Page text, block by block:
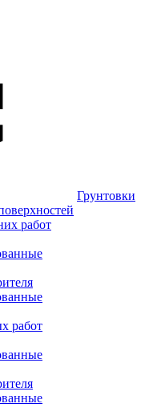
Грунтовки
работ
работ